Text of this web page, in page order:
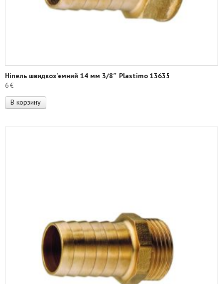
Ніпель швидкоз’ємний 14 мм 3/8″ Plastimo 13635
6€
В корзину